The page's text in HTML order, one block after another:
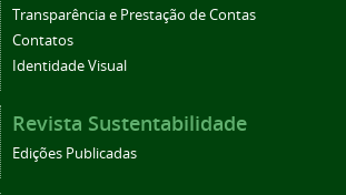
Transparência e Prestação de Contas
Contatos
Identidade Visual
Revista Sustentabilidade
Edições Publicadas